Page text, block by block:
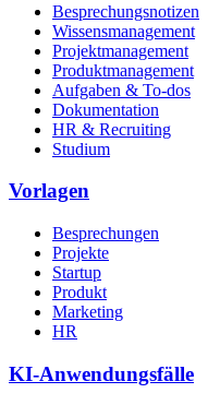
Besprechungsnotizen
Wissensmanagement
Projektmanagement
Produktmanagement
Aufgaben & To-dos
Dokumentation
HR & Recruiting
Studium
Vorlagen
Besprechungen
Projekte
Startup
Produkt
Marketing
HR
KI-Anwendungsfälle